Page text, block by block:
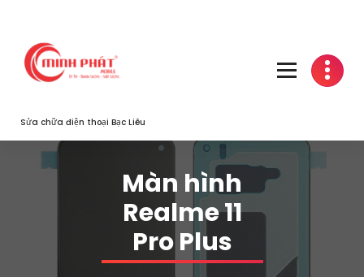
content
Sửa chữa điện thoại Bạc Liêu
Màn hình
Realme 11
Pro Plus